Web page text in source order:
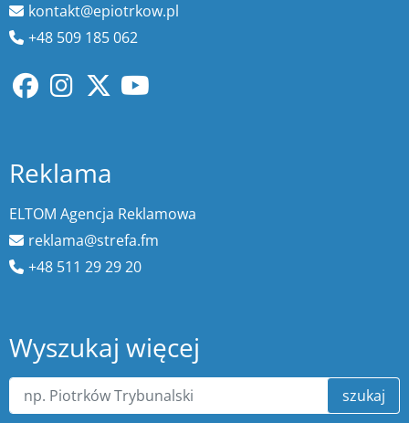
kontakt@epiotrkow.pl
+48 509 185 062
Reklama
ELTOM Agencja Reklamowa
reklama@strefa.fm
+48 511 29 29 20
Wyszukaj więcej
szukaj